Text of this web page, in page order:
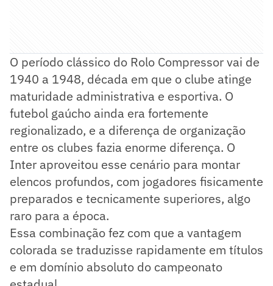
O período clássico do Rolo Compressor vai de
1940 a 1948, década em que o clube atinge
maturidade administrativa e esportiva. O
futebol gaúcho ainda era fortemente
regionalizado, e a diferença de organização
entre os clubes fazia enorme diferença. O
Inter aproveitou esse cenário para montar
elencos profundos, com jogadores fisicamente
preparados e tecnicamente superiores, algo
raro para a época.
Essa combinação fez com que a vantagem
colorada se traduzisse rapidamente em títulos
e em domínio absoluto do campeonato